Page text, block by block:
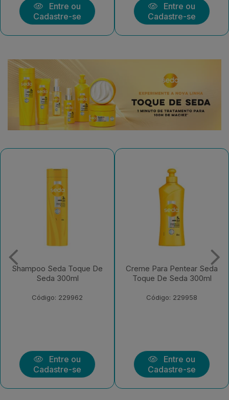
Entre ou
Cadastre-se
Entre ou
Cadastre-se
Creme Para Pentear Seda
Toque De Seda 300ml
Código: 229958
Entre ou
Cadastre-se
Condicionador Seda
Toque De Seda 250ml
Código: 229956
Entre ou
Cadastre-se